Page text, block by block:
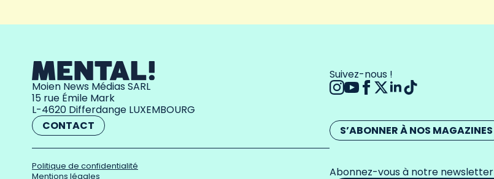
Moien News Médias SARL
15 rue Émile Mark
L-4620 Differdange LUXEMBOURG
CONTACT
Politique de confidentialité
Mentions légales
Suivez-nous !
S’ABONNER À NOS MAGAZINES
Abonnez-vous à notre newsletter